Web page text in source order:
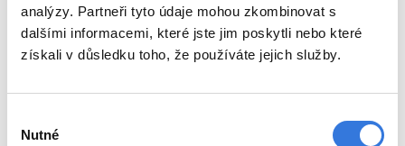
analýzy. Partneři tyto údaje mohou zkombinovat s
dalšími informacemi, které jste jim poskytli nebo které
získali v důsledku toho, že používáte jejich služby.
souhlasu
Nutné
Krve máme dost.
Prosíme, odložte svou návštěvu, zatím
máme zásoby.
Prosíme přijďte, vaši krev využijeme.